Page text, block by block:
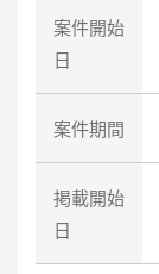
案件開始
日
案件期間
掲載開始
日